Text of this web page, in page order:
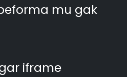
mu gak
iframe